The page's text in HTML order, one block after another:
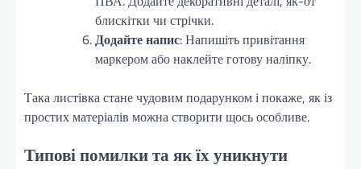
блискітки чи стрічки.
Додайте напис: Напишіть привітання
маркером або наклейте готову наліпку.
Така листівка стане чудовим подарунком і покаже, як із
простих матеріалів можна створити щось особливе.
Типові помилки та як їх уникнути